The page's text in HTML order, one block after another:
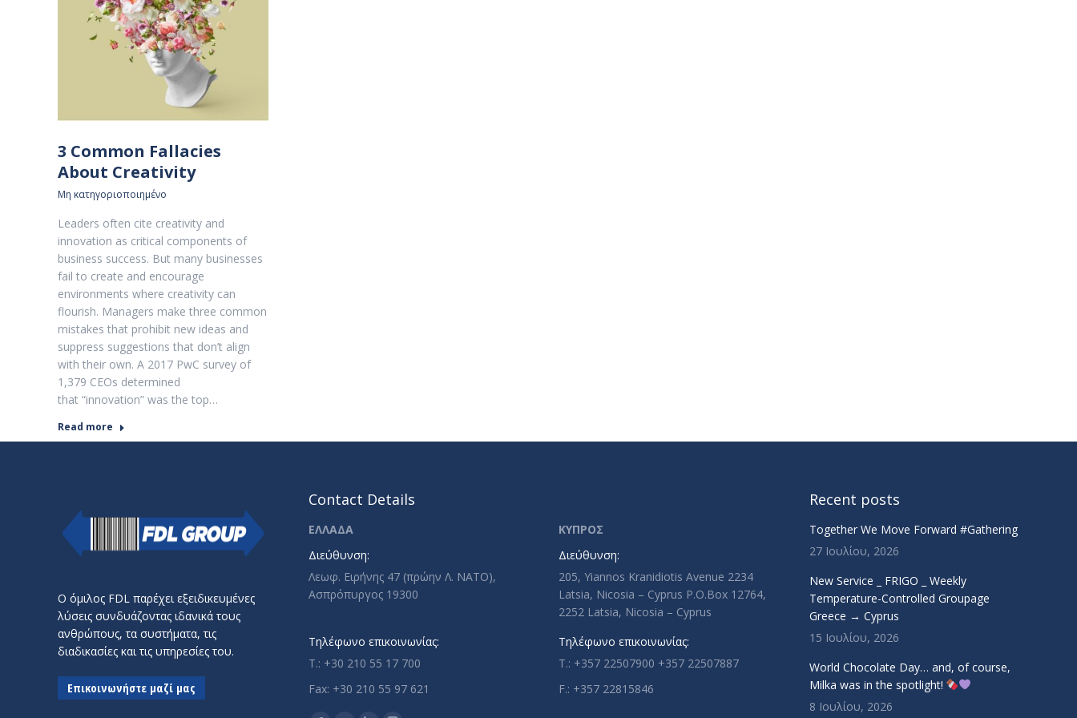
3 Common Fallacies
About Creativity
Μη κατηγοριοποιημένο
Leaders often cite creativity and
innovation as critical components of
business success. But many businesses
fail to create and encourage
environments where creativity can
flourish. Managers make three common
mistakes that prohibit new ideas and
suppress suggestions that don’t align
with their own. A 2017 PwC survey of
1,379 CEOs determined
that “innovation” was the top…
Read more
Ο όμιλος FDL παρέχει εξειδικευμένες
λύσεις συνδυάζοντας ιδανικά τους
ανθρώπους, τα συστήματα, τις
διαδικασίες και τις υπηρεσίες του.
Επικοινωνήστε μαζί μας
Contact Details
ΕΛΛΑΔΑ
Διεύθυνση:
Λεωφ. Ειρήνης 47 (πρώην Λ. ΝΑΤΟ),
Ασπρόπυργος 19300
Τηλέφωνο επικοινωνίας:
T.: +30 210 55 17 700
Fax: +30 210 55 97 621
ΚΥΠΡΟΣ
Διεύθυνση:
205, Yiannos Kranidiotis Avenue 2234
Latsia, Nicosia – Cyprus P.O.Box 12764,
2252 Latsia, Nicosia – Cyprus
Τηλέφωνο επικοινωνίας:
T.: +357 22507900 +357 22507887
F.: +357 22815846
Recent posts
Together We Move Forward #Gathering
27 Ιουλίου, 2026
New Service _ FRIGO _ Weekly
Temperature-Controlled Groupage
Greece → Cyprus
15 Ιουλίου, 2026
World Chocolate Day… and, of course,
Milka was in the spotlight!
8 Ιουλίου, 2026